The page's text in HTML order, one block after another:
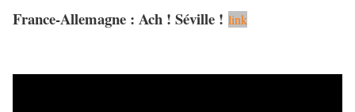
France-Allemagne : Ach ! Séville ! link